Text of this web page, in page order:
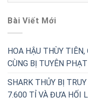
Bài Viết Mới
HOA HẬU THÙY TIÊN,
CÙNG BỊ TUYÊN
SHARK THỦY BỊ
7.600 TỈ VÀ ĐƯA HỐI